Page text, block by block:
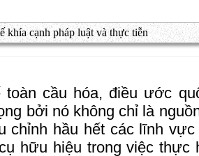
khía cạnh pháp luật và thực tiễn
toàn cầu hóa, điều ước
bởi nó không chỉ là
chỉnh hầu hết các lĩnh
hữu hiệu trong việc thực